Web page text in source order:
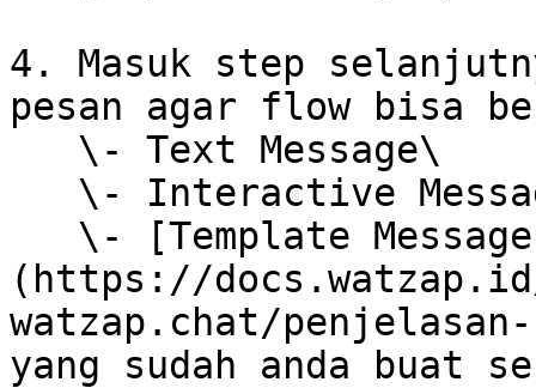
4. Masuk step
pesan agar flow bisa
(https://
watzap.chat/
yang sudah anda buat